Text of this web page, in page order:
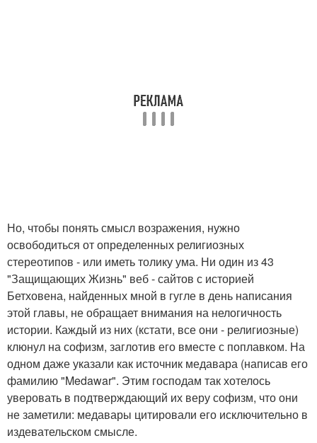
Но, чтобы понять смысл возражения, нужно
освободиться от определенных религиозных
стереотипов - или иметь толику ума. Ни один из 43
"Защищающих Жизнь" веб - сайтов с историей
Бетховена, найденных мной в гугле в день написания
этой главы, не обращает внимания на нелогичность
истории. Каждый из них (кстати, все они - религиозные)
клюнул на софизм, заглотив его вместе с поплавком. На
одном даже указали как источник медавара (написав его
фамилию "Medawar". Этим господам так хотелось
уверовать в подтверждающий их веру софизм, что они
не заметили: медавары цитировали его исключительно в
издевательском смысле.